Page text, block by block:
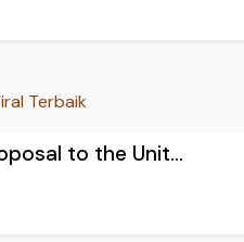
Terbaik
to the Unit...